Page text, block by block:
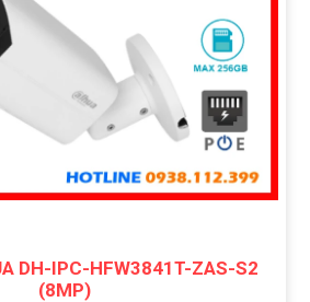
DH-IPC-HFW3841T-ZAS-S2
(8MP)